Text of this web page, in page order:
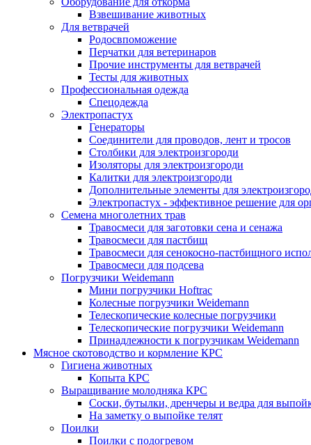
Взвешивание животных
Для ветврачей
Родосвпоможение
Перчатки для ветеринаров
Прочие инструменты для ветврачей
Тесты для животных
Профессиональная одежда
Cпецодежда
Электропастух
Генераторы
Соединители для проводов, лент и тросов
Столбики для электроизгороди
Изоляторы для электроизгороди
Калитки для электроизгороди
Дополнительные элементы для
Электропастух - эффективное решение для
Семена многолетних трав
Травосмеси для заготовки сена и сенажа
Травосмеси для пастбищ
Травосмеси для сенокосно-пастбищного
Травосмеси для подсева
Погрузчики Weidemann
Мини погрузчики Hoftraс
Колесные погрузчики Weidemann
Телескопические колесные погрузчики
Телескопические погрузчики Weidemann
Принадлежности к погрузчикам Weidemann
Мясное скотоводство и кормление КРС
Гигиена животных
Копыта КРС
Выращивание молодняка КРС
Соски, бутылки, дренчеры и ведра для
На заметку о выпойке телят
Поилки
Поилки с подогревом